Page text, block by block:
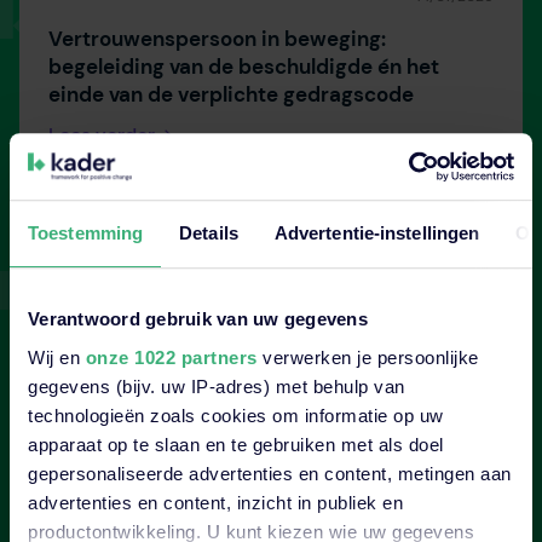
Toestemming Details Advertentie-instellingen
Verantwoord gebruik van uw gegevens
Wij en onze 1022 partners verwerken je persoonlijke
gegevens (bijv. uw IP-adres) met behulp van
technologieën zoals cookies om informatie op uw
apparaat op te slaan en te gebruiken met als doel
gepersonaliseerde advertenties en content, metingen aan
advertenties en content, inzicht in publiek en
productontwikkeling. U kunt kiezen wie uw gegevens
Vertrouwenspersoon in beweging:
begeleiding van de beschuldigde én het
einde van de verplichte gedragscode
Lees verder